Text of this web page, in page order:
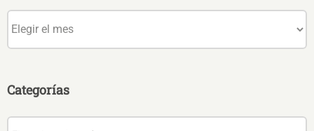
Categorías